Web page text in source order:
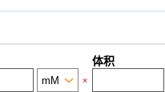
体积
×